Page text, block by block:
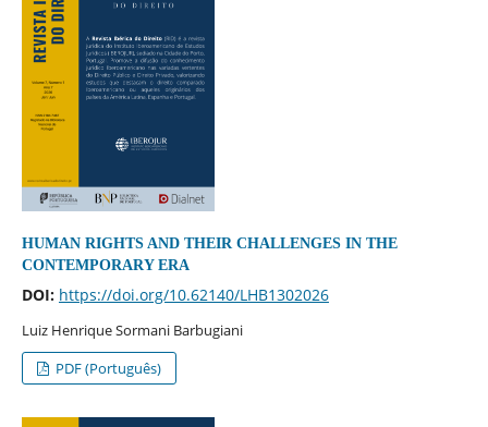
HUMAN RIGHTS AND THEIR CHALLENGES IN THE
CONTEMPORARY ERA
DOI: https://doi.org/10.62140/LHB1302026
Luiz Henrique Sormani Barbugiani
PDF (Português)